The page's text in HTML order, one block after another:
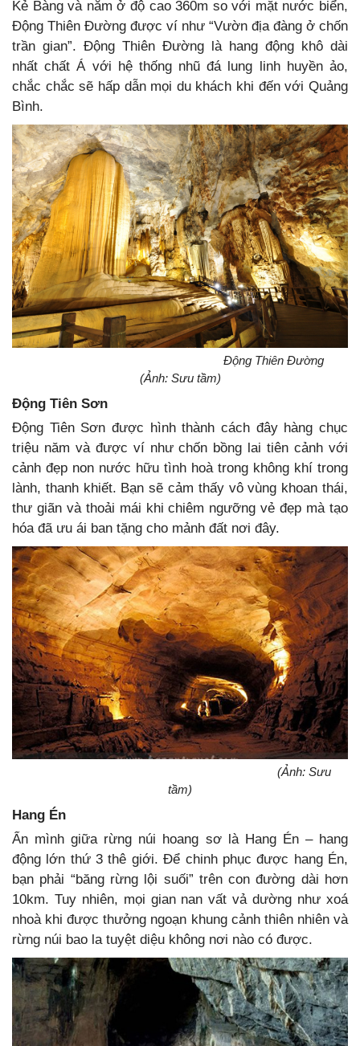
Kẻ Bàng và nằm ở độ cao 360m so với mặt nước biển,
Động Thiên Đường được ví như “Vườn địa đàng ở chốn
trần gian”. Động Thiên Đường là hang động khô dài
nhất chất Á với hệ thống nhũ đá lung linh huyền ảo,
chắc chắc sẽ hấp dẫn mọi du khách khi đến với Quảng
Bình.
Động Thiên Đường
(Ảnh: Sưu tầm)
Động Tiên Sơn
Động Tiên Sơn được hình thành cách đây hàng chục
triệu năm và được ví như chốn bồng lai tiên cảnh với
cảnh đẹp non nước hữu tình hoà trong không khí trong
lành, thanh khiết. Bạn sẽ cảm thấy vô vùng khoan thái,
thư giãn và thoải mái khi chiêm ngưỡng vẻ đẹp mà tạo
hóa đã ưu ái ban tặng cho mảnh đất nơi đây.
(Ảnh: Sưu
tầm)
Hang Én
Ẩn mình giữa rừng núi hoang sơ là Hang Én – hang
động lớn thứ 3 thê giới. Để chinh phục được hang Én,
bạn phải “băng rừng lội suối” trên con đường dài hơn
10km. Tuy nhiên, mọi gian nan vất vả dường như xoá
nhoà khi được thưởng ngoạn khung cảnh thiên nhiên và
rừng núi bao la tuyệt diệu không nơi nào có được.